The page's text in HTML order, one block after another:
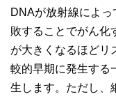
DNAが放射線によ
敗することでがん化
が大きくなるほどリ
較的早期に発生する
生します。ただし、